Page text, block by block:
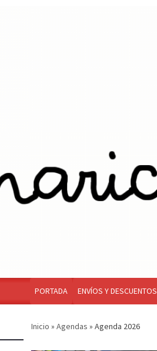
PORTADA ENVÍOS Y DESCUENTOS
Inicio » Agendas » Agenda 2026